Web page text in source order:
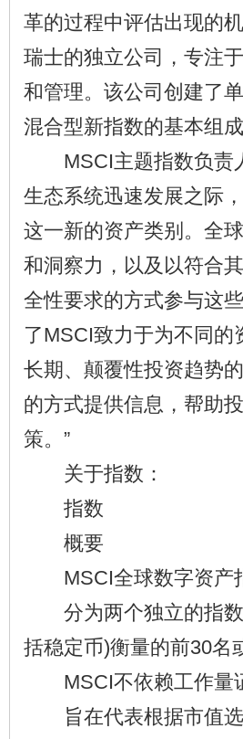
革的过程中评估出现的
瑞士的独立公司，专注
和管理。该公司创建了
混合型新指数的基本组成
MSCI主题指数负责人
生态系统迅速发展之际
这一新的资产类别。全
和洞察力，以及以符合
全性要求的方式参与这
了MSCI致力于为不同
长期、颠覆性投资趋势
的方式提供信息，帮助
策。”
关于指数：
指数
概要
MSCI全球数字资产
分为两个独立的指数
括稳定币)衡量的前30名
MSCI不依赖工作量
旨在代表根据市值选